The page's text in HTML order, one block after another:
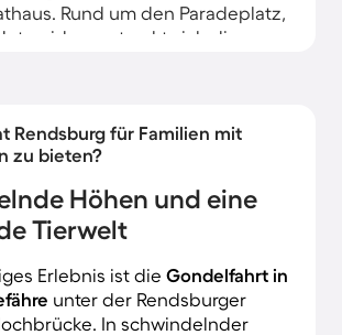
Rund um den Paradeplatz,
erstreckt sich die
Rendsburg für Familien mit
zu bieten?
Höhen und eine
Tierwelt
Erlebnis ist die Gondelfahrt in
unter der Rendsburger
In schwindelnder